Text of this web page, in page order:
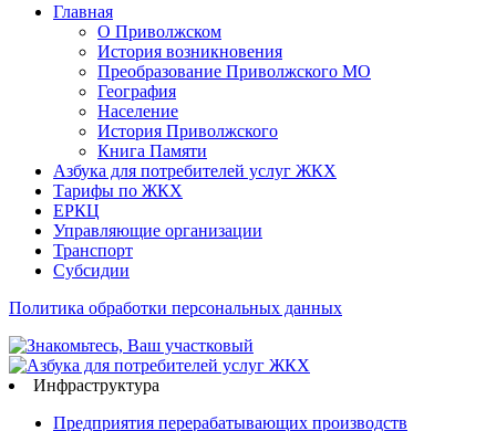
Главная
О Приволжском
История возникновения
Преобразование Приволжского МО
География
Население
История Приволжского
Книга Памяти
Азбука для потребителей услуг ЖКХ
Тарифы по ЖКХ
ЕРКЦ
Управляющие организации
Транспорт
Субсидии
Политика обработки персональных данных
Инфраструктура
Предприятия перерабатывающих производств